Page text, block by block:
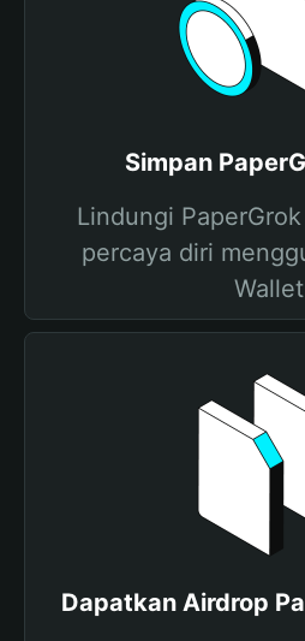
Simpan
Lindungi
percaya diri
Wallet
Dapatkan Airdrop